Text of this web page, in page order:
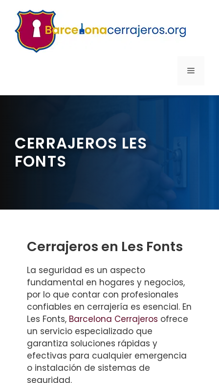
contenido
MENÚ
CERRAJEROS LES
FONTS
Cerrajeros en Les Fonts
La seguridad es un aspecto
fundamental en hogares y negocios,
por lo que contar con profesionales
confiables en cerrajería es esencial. En
Les Fonts, Barcelona Cerrajeros ofrece
un servicio especializado que
garantiza soluciones rápidas y
efectivas para cualquier emergencia
o instalación de sistemas de
seguridad.